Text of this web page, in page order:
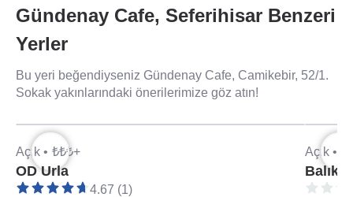
Gündenay Cafe, Seferihisar Benzeri
Yerler
Bu yeri beğendiyseniz Gündenay Cafe, Camikebir, 52/1.
Sokak yakınlarındaki önerilerimize göz atın!
Açık • ₺₺₺+
OD Urla
4.67 (1)
Açık •